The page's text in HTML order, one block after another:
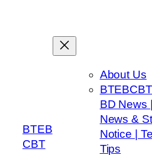
BTEB
CBT
About Us
BTEBCBT |
BD News
News &
Notice |
Tips